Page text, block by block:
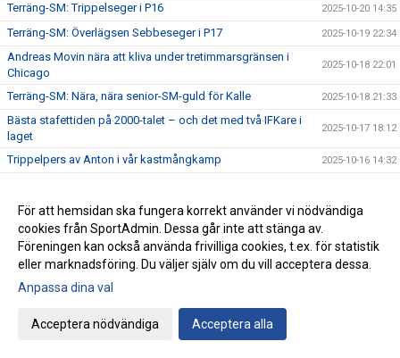
Terräng-SM: Trippelseger i P16 2025-10-20 14:35
Terräng-SM: Överlägsen Sebbeseger i P17 2025-10-19 22:34
Andreas Movin nära att kliva under tretimmarsgränsen i
Chicago
2025-10-18 22:01
Terräng-SM: Nära, nära senior-SM-guld för Kalle 2025-10-18 21:33
Bästa stafettiden på 2000-talet – och det med två IFKare i
laget
2025-10-17 18:12
Trippelpers av Anton i vår kastmångkamp 2025-10-16 14:32
Lidingö trea i Klubbkampen 2025-10-14 09:31
Årets medlemsdag genomförd Lördagen den 11:e oktober
på Bosön!
2025-10-13 09:10
Fyra guld i Terräng-DM
Låt oss presentera vår nya - Elitkommitté!
Staffan Movin skriver om klubbarnas roll i svensk friidrott
För att hemsidan ska fungera korrekt använder vi nödvändiga
cookies från SportAdmin. Dessa går inte att stänga av.
Föreningen kan också använda frivilliga cookies, t.ex. för statistik
eller marknadsföring. Du väljer själv om du vill acceptera dessa.
Anpassa dina val
Acceptera nödvändiga Acceptera alla